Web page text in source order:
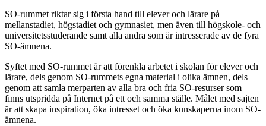
SO-rummet riktar sig i första hand till elever och lärare på
mellanstadiet, högstadiet och gymnasiet, men även till högskole- och
universitetsstuderande samt alla andra som är intresserade av de fyra
SO-ämnena.
Syftet med SO-rummet är att förenkla arbetet i skolan för elever och
lärare, dels genom SO-rummets egna material i olika ämnen, dels
genom att samla merparten av alla bra och fria SO-resurser som
finns utspridda på Internet på ett och samma ställe. Målet med sajten
är att skapa inspiration, öka intresset och öka kunskaperna inom SO-
ämnena.